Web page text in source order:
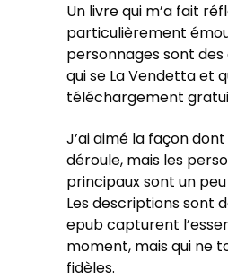
Un livre qui m’a fait
particulièrement
personnages sont
qui se La Vendetta et
téléchargement
J’ai aimé la façon dont
déroule, mais les
principaux sont un
Les descriptions sont
epub capturent
moment, mais qui ne
fidèles.